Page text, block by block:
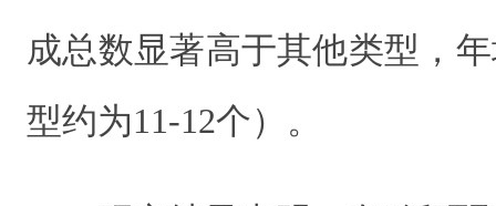
成总数显著高于其他类型，
型约为11-12个）。